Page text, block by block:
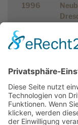
1996
1994
1.
1991
4.